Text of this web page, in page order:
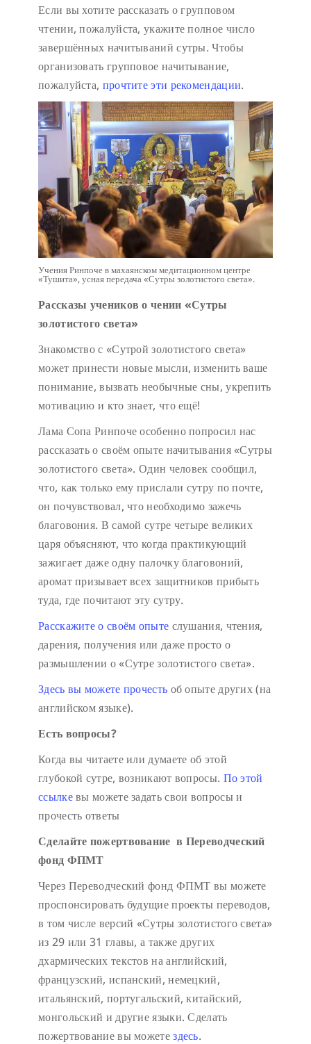
Если вы хотите рассказать о групповом
чтении, пожалуйста, укажите полное число
завершённых начитываний сутры. Чтобы
организовать групповое начитывание,
пожалуйста, прочтите эти рекомендации.
Учения Ринпоче в махаянском медитационном центре
«Тушита», усная передача «Сутры золотистого света».
Рассказы учеников о чении «Сутры
золотистого света»
Знакомство с «Сутрой золотистого света»
может принести новые мысли, изменить ваше
понимание, вызвать необычные сны, укрепить
мотивацию и кто знает, что ещё!
Лама Сопа Ринпоче особенно попросил нас
рассказать о своём опыте начитывания «Сутры
золотистого света». Один человек сообщил,
что, как только ему прислали сутру по почте,
он почувствовал, что необходимо зажечь
благовония. В самой сутре четыре великих
царя объясняют, что когда практикующий
зажигает даже одну палочку благовоний,
аромат призывает всех защитников прибыть
туда, где почитают эту сутру.
Расскажите о своём опыте слушания, чтения,
дарения, получения или даже просто о
размышлении о «Сутре золотистого света».
Здесь вы можете прочесть об опыте других (на
английском языке).
Есть вопросы?
Когда вы читаете или думаете об этой
глубокой сутре, возникают вопросы. По этой
ссылкевы можете задать свои вопросы и
прочесть ответы
Сделайте пожертвование в Переводческий
фонд ФПМТ
Через Переводческий фонд ФПМТ вы можете
проспонсировать будущие проекты переводов,
в том числе версий «Сутры золотистого света»
из 29 или 31 главы, а также других
дхармических текстов на английский,
французский, испанский, немецкий,
итальянский, португальский, китайский,
монгольский и другие языки. Сделать
пожертвование вы можетездесь.